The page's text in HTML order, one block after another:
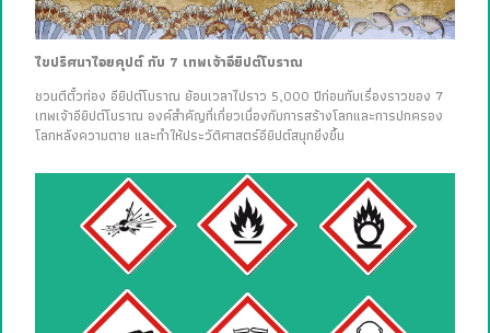
ไขปริศนาไอยคุปต์ กับ 7 เทพเจ้าอียิปต์โบราณ
ชวนตีตั๋วท่อง อียิปต์โบราณ ย้อนเวลาไปราว 5,000 ปีก่อนกับเรื่องราวของ 7
เทพเจ้าอียิปต์โบราณ องค์สำคัญที่เกี่ยวเนื่องกับการสร้างโลกและการปกครอง
โลกหลังความตาย และทำให้ประวัติศาสตร์อียิปต์สนุกยิ่งขึ้น